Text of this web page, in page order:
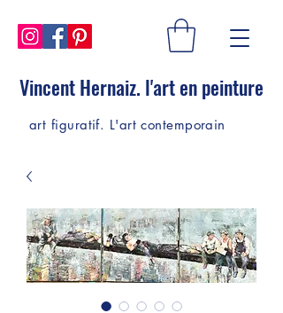
Vincent Hernaiz. l'art en peinture
art figuratif. L'art contemporain